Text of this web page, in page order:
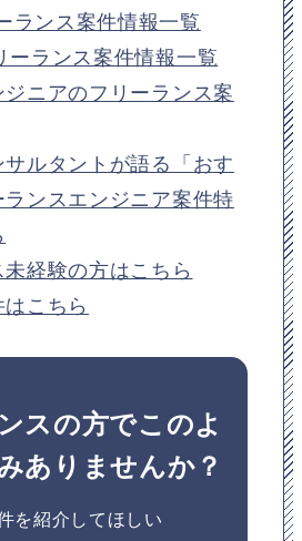
ランス案件情報一覧
ーランス案件情報一覧
ニアのフリーランス案
ルタントが語る「おす
ンスエンジニア案件特
経験の方はこちら
こちら
スの方でこのよ
ありませんか？
を紹介してほしい